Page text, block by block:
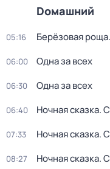
Dомашний
05:16 Берёзовая роща
06:00 Одна за всех
06:30 Одна за всех
06:40 Ночная сказка.
07:33 Ночная сказка.
08:27 Ночная сказка.